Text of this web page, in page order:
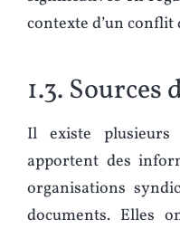
contexte d’un
1.3.
Il existe
apportent des
organisations
documents. Elles